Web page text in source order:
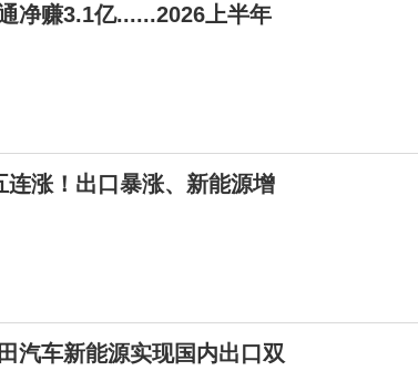
净赚3.1亿......2026上半年
涨！出口暴涨、新能源增
汽车新能源实现国内出口双